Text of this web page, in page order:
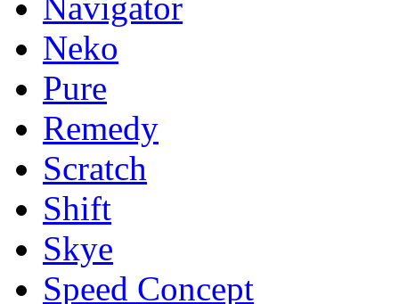
Navigator
Neko
Pure
Remedy
Scratch
Shift
Skye
Speed Concept